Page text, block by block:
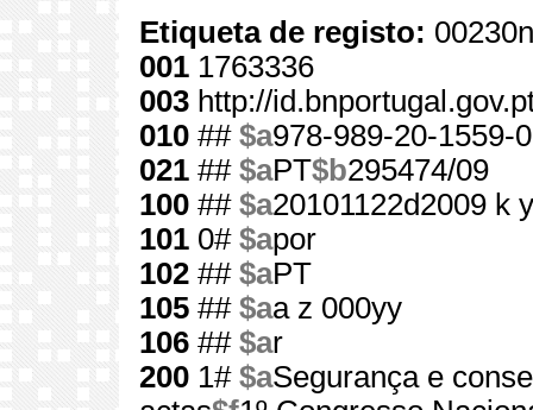
Etiqueta de registo:
001 1763336
003 http://
010 ## $a978-989-20-1559-0
021 ## $aPT$b295474/09
100 ## $a20101122d2009 k
101 0# $apor
102 ## $aPT
105 ## $aa z 000yy
106 ## $ar
200 1# $aSegurança e